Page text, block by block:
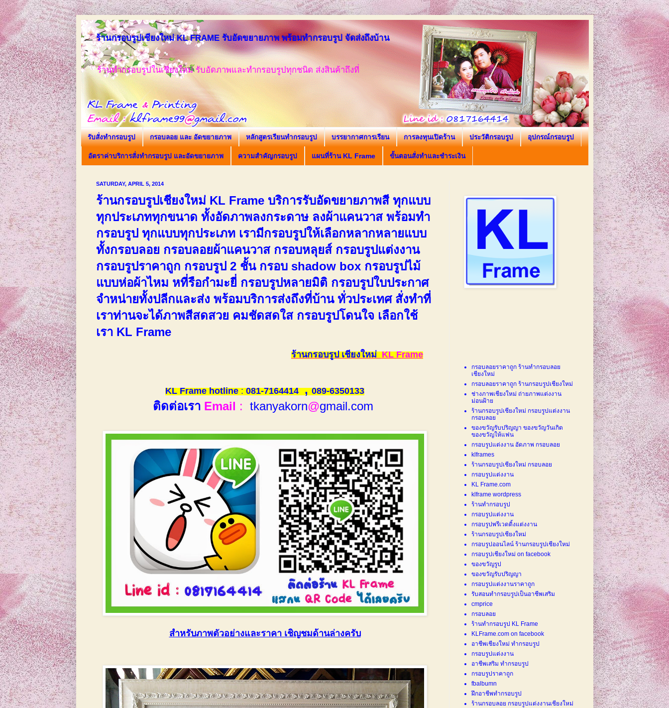
ร้านกรอบรูปเชียงใหม่ KL FRAME รับอัดขยายภาพ พร้อมทำกรอบรูป จัดส่งถึงบ้าน
ร้านทำกรอบรูปในเชียงใหม่ รับอัดภาพและทำกรอบรูปทุกชนิด ส่งสินค้าถึงที่
รับสั่งทำกรอบรูป กรอบลอย และ อัดขยายภาพ หลักสูตรเรียนทำกรอบรูป บรรยากาศการเรียน การลงทุนเปิดร้าน ประวัติกรอบรูป อุปกรณ์กรอบรูป
อัตราค่าบริการสั่งทำกรอบรูป และอัดขยายภาพ ความสำคัญกรอบรูป แผนที่ร้าน KL Frame ขั้นตอนสั่งทำและชำระเงิน
SATURDAY, APRIL 5, 2014
ร้านกรอบรูปเชียงใหม่ KL Frame บริการรับอัดขยายภาพสี ทุกแบบ
ทุกประเภททุกขนาด ทั้งอัดภาพลงกระดาษ ลงผ้าแคนวาส พร้อมทำ
กรอบรูป ทุกแบบทุกประเภท เรามีกรอบรูปให้เลือกหลากหลายแบบ
ทั้งกรอบลอย กรอบลอยผ้าแคนวาส กรอบหลุยส์ กรอบรูปแต่งงาน
กรอบรูปราคาถูก กรอบรูป 2 ชั้น กรอบ shadow box กรอบรูปไม้
แบบห่อผ้าไหม หที่รือกำมะยี่ กรอบรูปหลายมิติ กรอบรูปใบประกาศ
จำหน่ายทั้งปลีกและส่ง พร้อมบริการส่งถึงที่บ้าน ทั่วประเทศ สั่งทำที่
เราท่านจะได้ภาพสีสดสวย คมชัดสดใส กรอบรูปโดนใจ เลือกใช้
เรา KL Frame
KL Frame
KL Frame hotline :081-7164414,089-6350133
ติดต่อเรา Email : tkanyakorn@gmail.com
สำหรับภาพตัวอย่างและราคา เชิญชมด้านล่างครับ
กรอบลอยราคาถูก ร้านทำกรอบลอย
เชียงใหม่
กรอบลอยราคาถูก ร้านกรอบรูปเชียงใหม่
ช่างภาพเชียงใหม่ ถ่ายภาพแต่งงาน
ม่อนฝ้าย
ร้านกรอบรูปเชียงใหม่ กรอบรูปแต่งงาน
กรอบลอย
ของขวัญรับปริญญา ของขวัญวันเกิด
ของขวัญให้แฟน
กรอบรูปแต่งงาน อัดภาพ กรอบลอย
klframes
ร้านกรอบรูปเชียงใหม่ กรอบลอย
กรอบรูปแต่งงาน
KL Frame.com
klframe wordpress
ร้านทำกรอบรูป
กรอบรูปแต่งงาน
กรอบรูปพรีเวดดิ้งแต่งงาน
ร้านกรอบรูปเชียงใหม่
กรอบรูปออนไลน์ ร้านกรอบรูปเชียงใหม่
กรอบรูปเชียงใหม่ on facebook
ของขวัญรูป
ของขวัญรับปริญญา
กรอบรูปแต่งงานราคาถูก
รับสอนทำกรอบรูปเป็นอาชีพเสริม
cmprice
กรอบลอย
ร้านทำกรอบรูป KL Frame
KLFrame.com on facebook
อาชีพเชียงใหม่ ทำกรอบรูป
กรอบรูปแต่งงาน
อาชีพเสริม ทำกรอบรูป
กรอบรูปราคาถูก
fbalbumn
ฝึกอาชีพทำกรอบรูป
ร้านกรอบลอย กรอบรูปแต่งงานเชียงใหม่